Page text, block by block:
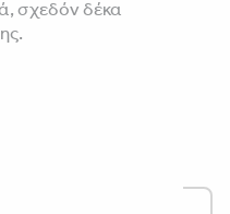
σχεδόν δέκα